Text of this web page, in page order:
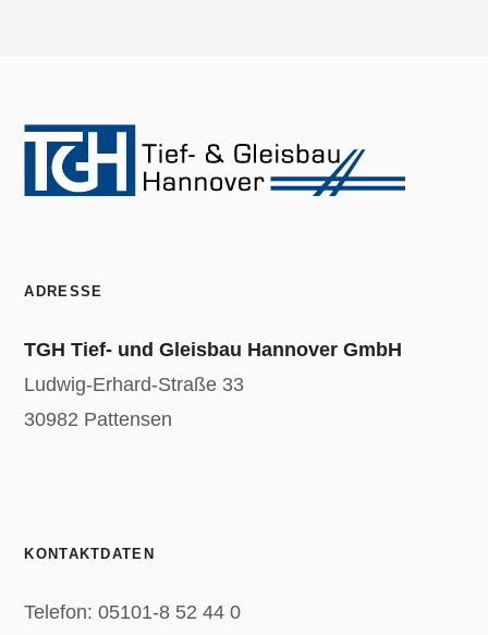
ADRESSE
TGH Tief- und Gleisbau Hannover GmbH
Ludwig-Erhard-Straße 33
30982 Pattensen
KONTAKTDATEN
Telefon: 05101-8 52 44 0